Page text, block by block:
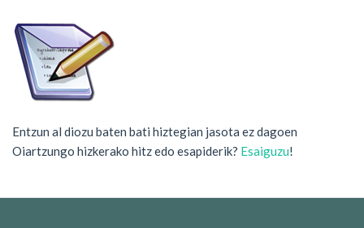
Entzun al diozu baten bati hiztegian jasota ez dagoen
Oiartzungo hizkerako hitz edo esapiderik? Esaiguzu!